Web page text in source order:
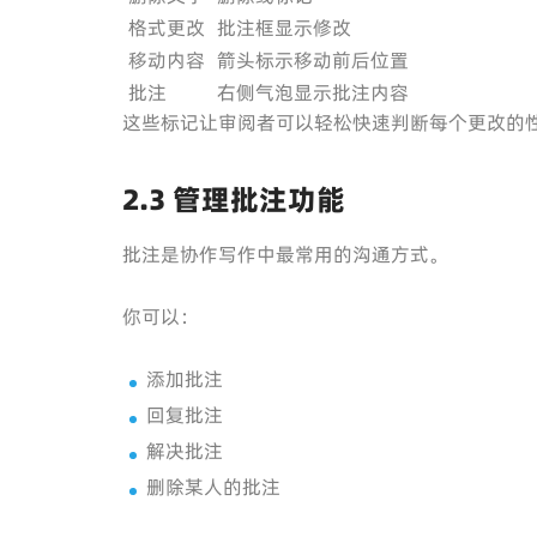
格式更改 批注框显示修改
移动内容 箭头标示移动前后位置
批注
右侧气泡显示批注内容
这些标记让审阅者可以轻松快速判断每个更改的
2.3 管理批注功能
批注是协作写作中最常用的沟通方式。
你可以：
添加批注
回复批注
解决批注
删除某人的批注